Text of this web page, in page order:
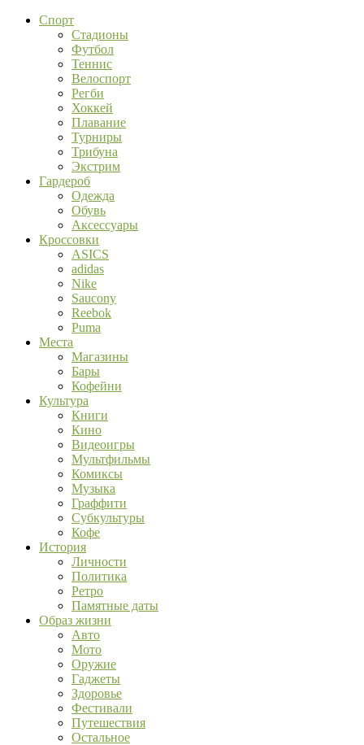
Спорт
Стадионы
Футбол
Теннис
Велоспорт
Регби
Хоккей
Плавание
Турниры
Трибуна
Экстрим
Гардероб
Одежда
Обувь
Аксессуары
Кроссовки
ASICS
adidas
Nike
Saucony
Reebok
Puma
Места
Магазины
Бары
Кофейни
Культура
Книги
Кино
Видеоигры
Мультфильмы
Комиксы
Музыка
Граффити
Субкультуры
Кофе
История
Личности
Политика
Ретро
Памятные даты
Образ жизни
Авто
Мото
Оружие
Гаджеты
Здоровье
Фестивали
Путешествия
Остальное